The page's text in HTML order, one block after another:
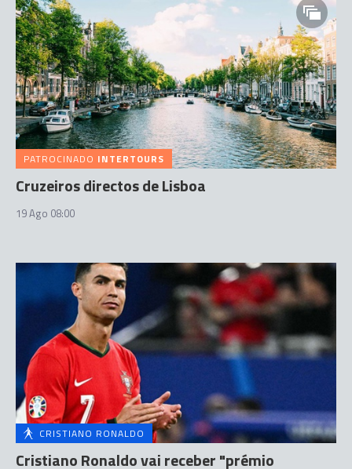
PATROCINADO INTERTOURS
Cruzeiros directos de Lisboa
19 Ago 08:00
CRISTIANO RONALDO
Cristiano Ronaldo vai receber "prémio